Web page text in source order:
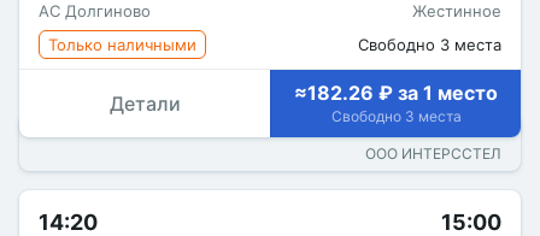
АС Долгиново
Жестинное
Только наличными
Свободно 3 места
Детали ≈182.26 ₽ за 1 место
Свободно 3 места
ООО ИНТЕРССТЕЛ
14:20 15:00